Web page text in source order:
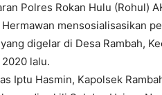
Polres Rokan Hulu (Rohul)
mensosialisasikan
digelar di Desa Rambah,
lalu.
Iptu Hasmin, Kapolsek